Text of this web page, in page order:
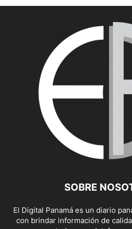
SOBRE
El Digital Panamá es un diario
con brindar información de